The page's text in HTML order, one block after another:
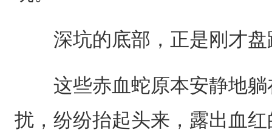
深坑的底部，正是刚才盘
这些赤血蛇原本安静地躺
扰，纷纷抬起头来，露出血